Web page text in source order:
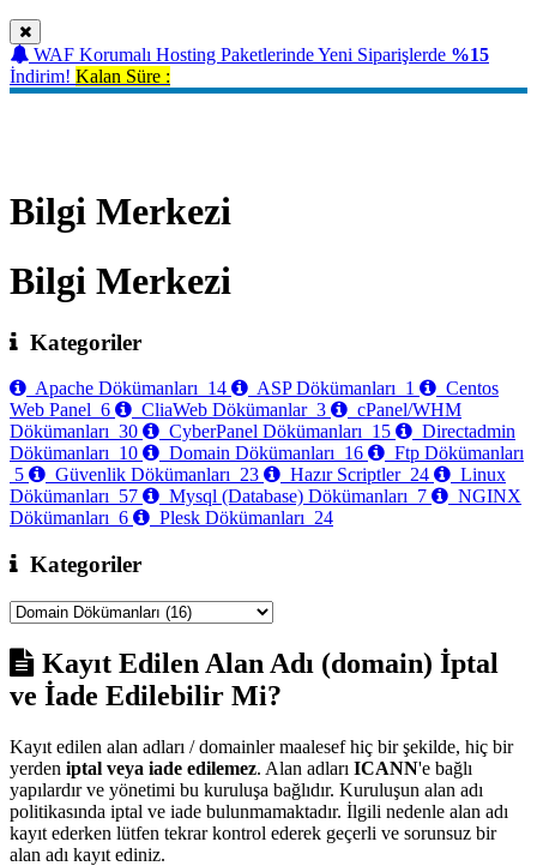
WAF Korumalı Hosting Paketlerinde Yeni Siparişlerde %15
İndirim! Kalan Süre :
Bilgi Merkezi
Bilgi Merkezi
Kategoriler
Apache Dökümanları 14 ASP Dökümanları 1
Centos
Web Panel 6 CliaWeb Dökümanlar 3
cPanel/WHM
Dökümanları 30 CyberPanel Dökümanları 15
Directadmin
Dökümanları 10 Domain Dökümanları 16
Ftp Dökümanları
5
Güvenlik Dökümanları 23 Hazır Scriptler 24
Linux
Dökümanları 57 Mysql (Database) Dökümanları 7
NGINX
Dökümanları 6 Plesk Dökümanları 24
Kategoriler
Kayıt Edilen Alan Adı (domain) İptal
ve İade Edilebilir Mi?
Kayıt edilen alan adları / domainler maalesef hiç bir şekilde, hiç bir
yerden iptal veya iade edilemez. Alan adları ICANN'e bağlı
yapılardır ve yönetimi bu kuruluşa bağlıdır. Kuruluşun alan adı
politikasında iptal ve iade bulunmamaktadır. İlgili nedenle alan adı
kayıt ederken lütfen tekrar kontrol ederek geçerli ve sorunsuz bir
alan adı kayıt ediniz.